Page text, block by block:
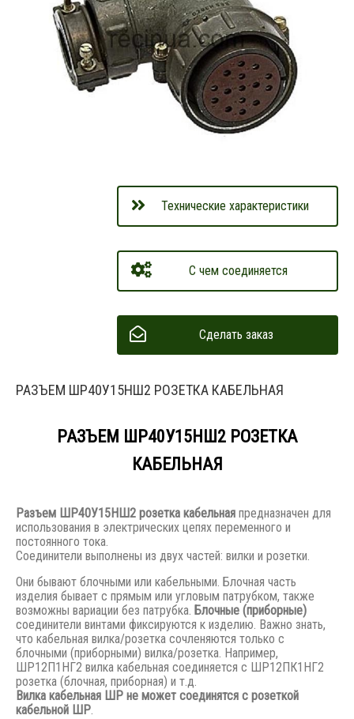
Технические характеристики
С чем соединяется
Сделать заказ
РАЗЪЕМ ШР40У15НШ2 РОЗЕТКА КАБЕЛЬНАЯ
РАЗЪЕМ ШР40У15НШ2 РОЗЕТКА
КАБЕЛЬНАЯ
Разъем ШР40У15НШ2 розетка кабельная предназначен для
использования в электрических цепях переменного и
постоянного тока.
Соединители выполнены из двух частей: вилки и розетки.
Они бывают блочными или кабельными. Блочная часть
изделия бывает с прямым или угловым патрубком, также
возможны вариации без патрубка. Блочные (приборные)
соединители винтами фиксируются к изделию. Важно знать,
что кабельная вилка/розетка сочленяются только с
блочными (приборными) вилка/розетка. Например,
ШР12П1НГ2 вилка кабельная соединяется с ШР12ПК1НГ2
розетка (блочная, приборная) и т.д.
Вилка кабельная ШР не может соединятся с розеткой
кабельной ШР